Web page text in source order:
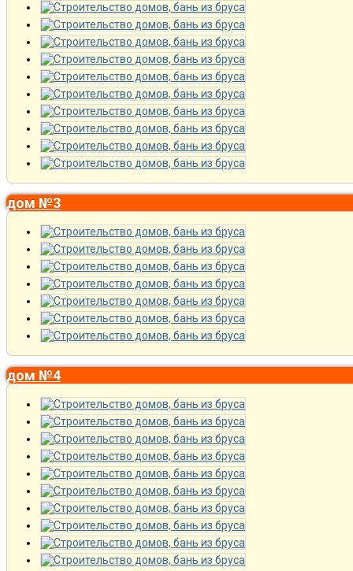
дом №3
дом №4